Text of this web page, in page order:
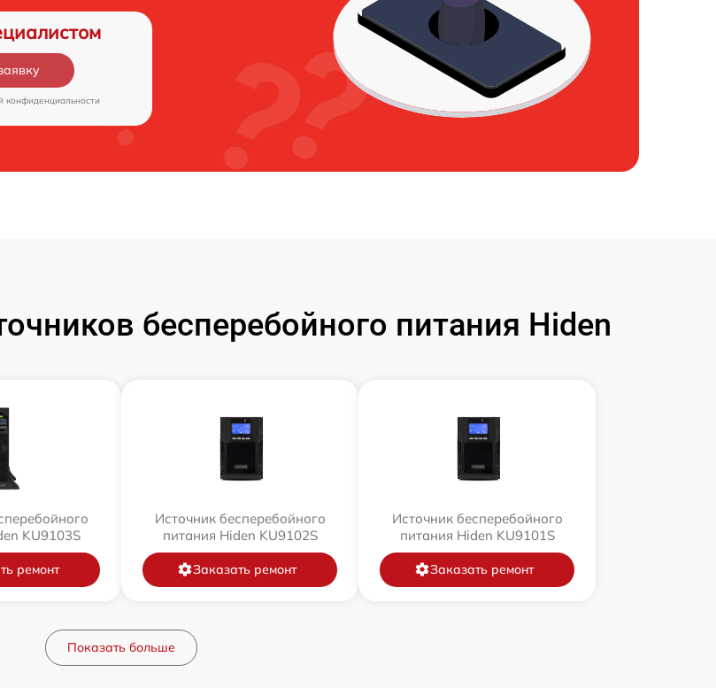
конфиденциальности
бесперебойного питания Hiden
KU9103S
ремонт
Источник бесперебойного
питания Hiden KU9102S
Заказать ремонт
Источник бесперебойного
питания Hiden KU9101S
Заказать ремонт
Показать больше